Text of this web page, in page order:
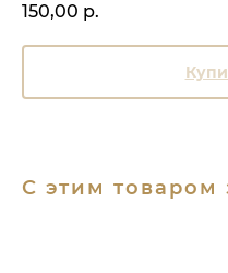
150,00 р.
С этим товаром